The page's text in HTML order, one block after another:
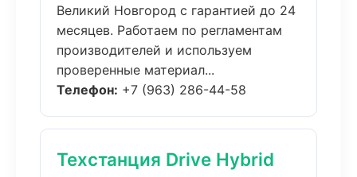
Великий Новгород с гарантией до 24
месяцев. Работаем по регламентам
производителей и используем
проверенные материал...
Телефон: +7 (963) 286-44-58
Техстанция Drive Hybrid